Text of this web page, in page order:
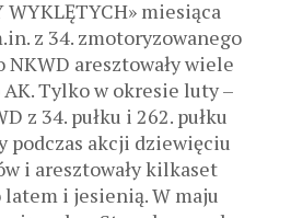
miesiąca
z 34. zmotoryzowanego
aresztowały wiele
Tylko w okresie luty –
z 34. pułku i 262. pułku
podczas akcji dziewięciu
i aresztowały kilkaset
latem i jesienią. W maju